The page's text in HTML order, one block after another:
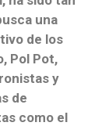
una
de los
Pol Pot,
y
de
como el